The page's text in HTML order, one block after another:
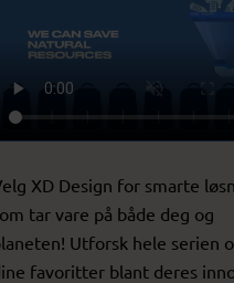
XD Design for smarte
tar vare på både deg og
Utforsk hele serien
favoritter blant deres